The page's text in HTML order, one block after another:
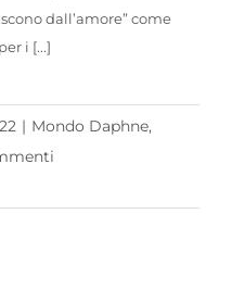
dall’amore” come
i [...]
| Mondo Daphne,